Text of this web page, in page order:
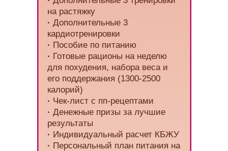
на растяжку
· Дополнительные 3
кардиотренировки
· Пособие по питанию
· Готовые рационы на неделю
для похудения, набора веса и
его поддержания (1300-2500
калорий)
· Чек-лист с пп-рецептами
· Денежные призы за лучшие
результаты
· Индивидуальный расчет КБЖУ
· Персональный план питания на